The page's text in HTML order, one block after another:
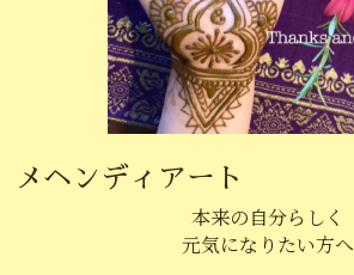
メヘンディアート
本来の自分らしく
元気になりたい方へ